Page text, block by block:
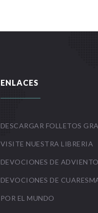
ENLACES
DESCARGAR FOLLETOS
VISITE NUESTRA LIBRERIA
DEVOCIONES DE ADVIENTO
DEVOCIONES DE
POR EL MUNDO